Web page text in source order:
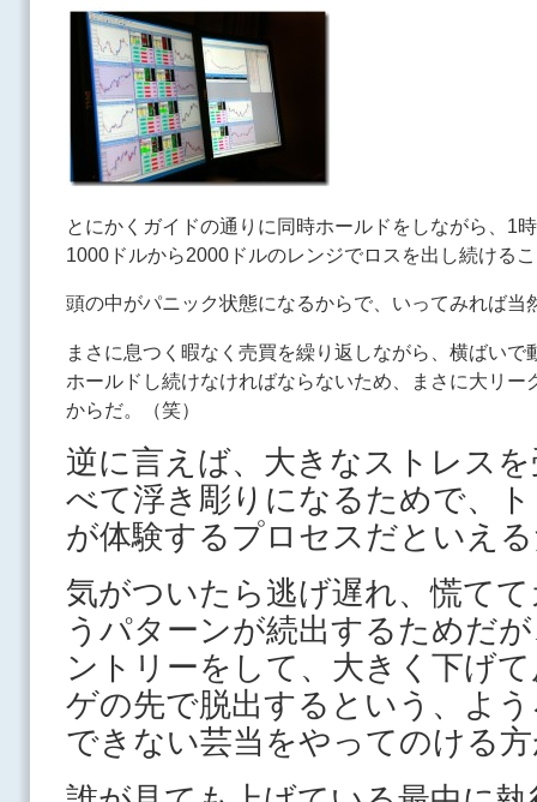
とにかくガイドの通りに同時ホールドをしながら、1
1000ドルから2000ドルのレンジでロスを出し続ける
頭の中がパニック状態になるからで、いってみれば当
まさに息つく暇なく売買を繰り返しながら、横ばい
ホールドし続けなければならないため、まさに大リ
からだ。（笑）
逆に言えば、大きなストレス
べて浮き彫りになるためで、
が体験するプロセスだといえ
気がついたら逃げ遅れ、慌て
うパターンが続出するためだ
ントリーをして、大きく下げ
ゲの先で脱出するという、よ
できない芸当をやってのける